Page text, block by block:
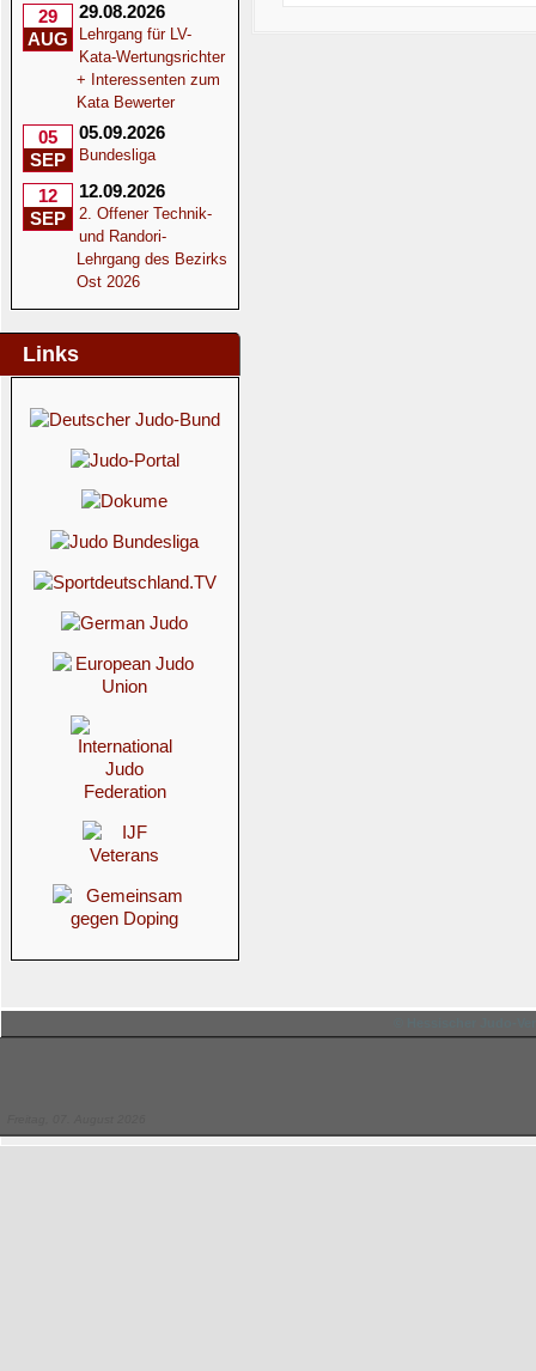
29
AUG
29.08.2026
Lehrgang für LV-
Kata-Wertungsrichter
+ Interessenten zum
Kata Bewerter
05
SEP
05.09.2026
Bundesliga
12
SEP
12.09.2026
2. Offener Technik-
und Randori-
Lehrgang des Bezirks
Ost 2026
Links